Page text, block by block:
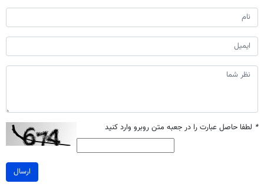
* لطفا حاصل عبارت را در جعبه متن روبرو وارد کنید
ارسال